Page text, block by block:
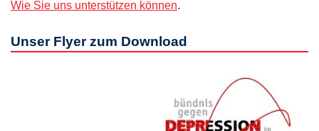
Wie Sie uns unterstützen können.
Unser Flyer zum Download